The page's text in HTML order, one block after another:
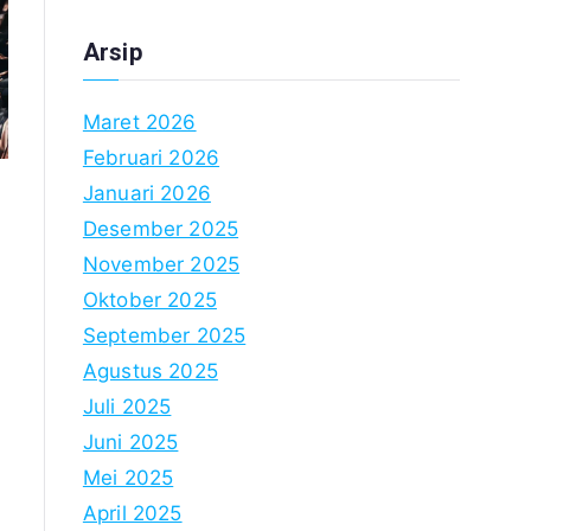
Arsip
Maret 2026
Februari 2026
Januari 2026
Desember 2025
November 2025
Oktober 2025
September 2025
Agustus 2025
Juli 2025
Juni 2025
Mei 2025
April 2025